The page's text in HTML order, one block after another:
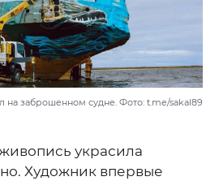
заброшенном судне. Фото: t.me/sakal89
украсила
Художник впервые